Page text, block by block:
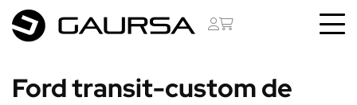
Ford transit-custom de